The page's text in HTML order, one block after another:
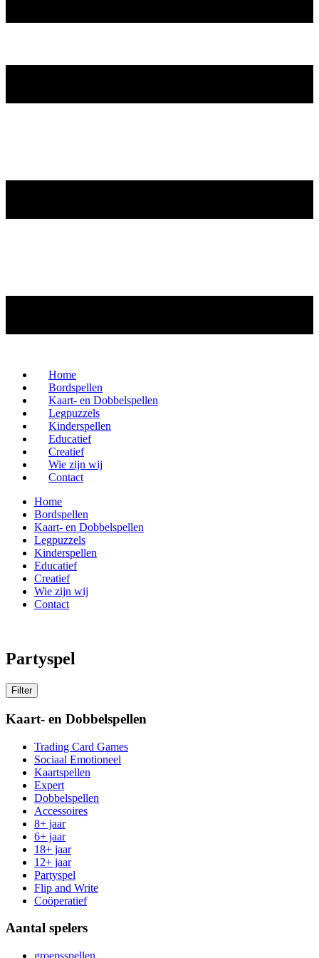
Home
Bordspellen
Kaart- en Dobbelspellen
Legpuzzels
Kinderspellen
Educatief
Creatief
Wie zijn wij
Contact
Home
Bordspellen
Kaart- en Dobbelspellen
Legpuzzels
Kinderspellen
Educatief
Creatief
Wie zijn wij
Contact
Partyspel
Filter
Kaart- en Dobbelspellen
Trading Card Games
Sociaal Emotioneel
Kaartspellen
Expert
Dobbelspellen
Accessoires
8+ jaar
6+ jaar
18+ jaar
12+ jaar
Partyspel
Flip and Write
Coöperatief
Aantal spelers